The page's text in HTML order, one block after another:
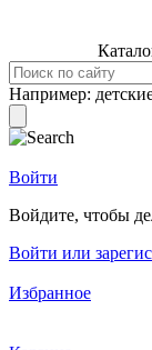
Например:
Войти
Войдите, чтобы
Войти или
Избранное